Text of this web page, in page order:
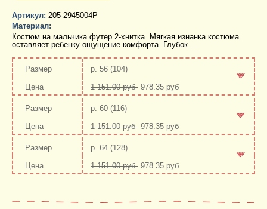
Артикул: 205-2945004Р
Материал:
Костюм на мальчика футер 2-хнитка. Мягкая изнанка костюма
оставляет ребенку ощущение комфорта. Глубок …
р. 56 (104)
1 151.00 руб 978.35 руб
-р. 60 (116)
1 151.00 руб 978.35 руб
-р. 64 (128)
1 151.00 руб 978.35 руб